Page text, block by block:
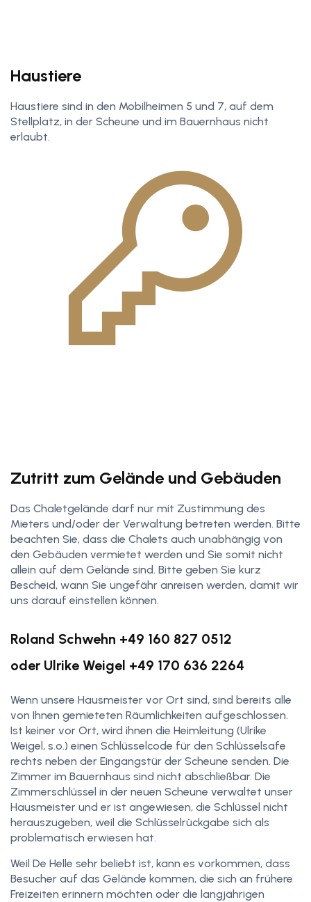
Haustiere
Haustiere sind in den Mobilheimen 5 und 7, auf dem
Stellplatz, in der Scheune und im Bauernhaus nicht
erlaubt.
Zutritt zum Gelände und Gebäuden
Das Chaletgelände darf nur mit Zustimmung des
Mieters und/oder der Verwaltung betreten werden. Bitte
beachten Sie, dass die Chalets auch unabhängig von
den Gebäuden vermietet werden und Sie somit nicht
allein auf dem Gelände sind. Bitte geben Sie kurz
Bescheid, wann Sie ungefähr anreisen werden, damit wir
uns darauf einstellen können.
Roland Schwehn +49 160 827 0512
oder Ulrike Weigel +49 170 636 2264
Wenn unsere Hausmeister vor Ort sind, sind bereits alle
von Ihnen gemieteten Räumlichkeiten aufgeschlossen.
Ist keiner vor Ort, wird ihnen die Heimleitung (Ulrike
Weigel, s.o.) einen Schlüsselcode für den Schlüsselsafe
rechts neben der Eingangstür der Scheune senden. Die
Zimmer im Bauernhaus sind nicht abschließbar. Die
Zimmerschlüssel in der neuen Scheune verwaltet unser
Hausmeister und er ist angewiesen, die Schlüssel nicht
herauszugeben, weil die Schlüsselrückgabe sich als
problematisch erwiesen hat.
Weil De Helle sehr beliebt ist, kann es vorkommen, dass
Besucher auf das Gelände kommen, die sich an frühere
Freizeiten erinnern möchten oder die langjährigen